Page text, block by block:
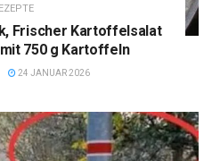
Frischer Kartoffelsalat
750 g Kartoffeln
24 JANUAR 2026